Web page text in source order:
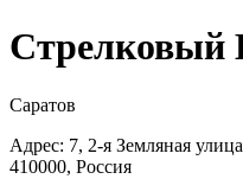
Стрелковый
Саратов
Адрес: 7, 2-я Земляная
410000, Россия